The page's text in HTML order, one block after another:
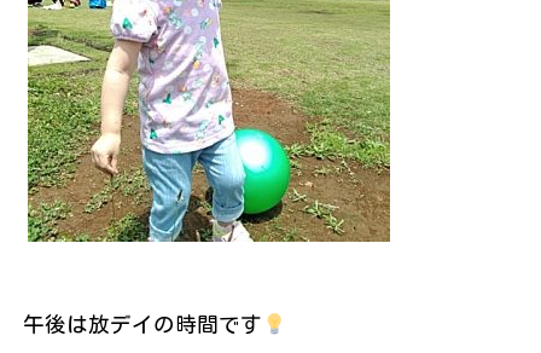
午後は放デイの時間です